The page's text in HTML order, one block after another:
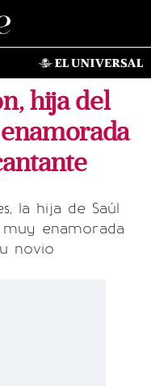
hija del
la hija de Saúl
muy enamorada
novio